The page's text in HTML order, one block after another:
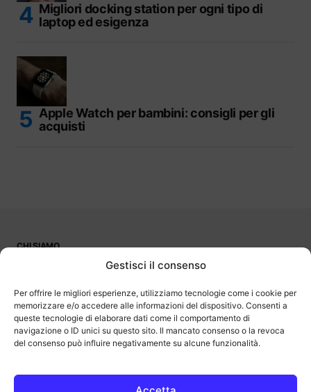
Gestisci il consenso
Per offrire le migliori esperienze, utilizziamo tecnologie come i cookie per
memorizzare e/o accedere alle informazioni del dispositivo. Consenti a
queste tecnologie di elaborare dati come il comportamento di
navigazione o ID unici su questo sito. Il mancato consenso o la revoca
del consenso può influire negativamente su alcune funzionalità.
Migliori docking station per ogni tipo di
laptop ed esigenza
Apple Watch per bambini: consigli per gli
acquisti
CHI SIAMO
OutOfBit
programma di affiliazione che consente ai siti di percepire una
commissione pubblicitaria pubblicizzando e fornendo link al sito